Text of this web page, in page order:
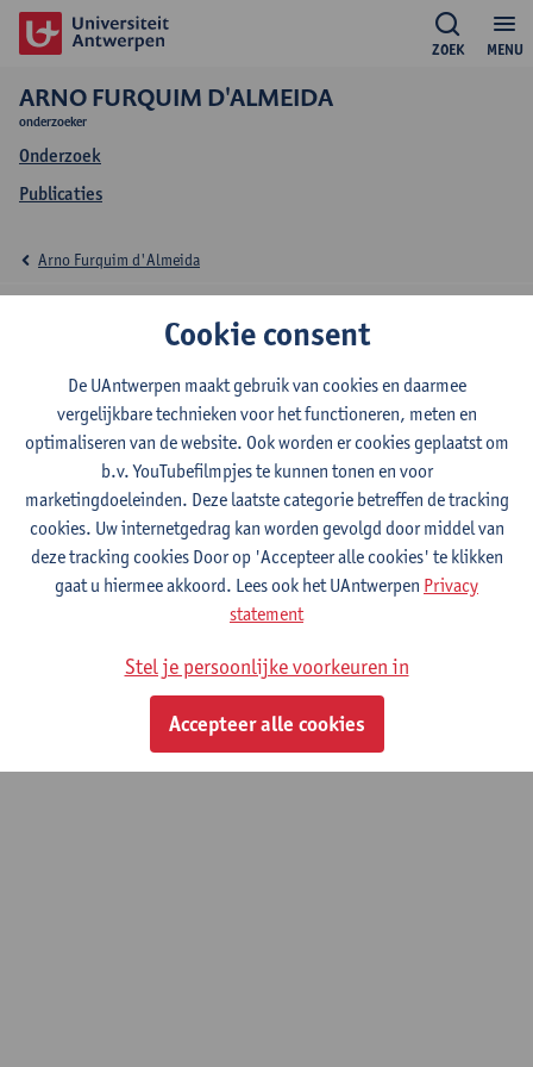
MENU
ZOEK
ARNO FURQUIM D'ALMEIDA
onderzoeker
Onderzoek
Publicaties
Onderzoek Arno
Furquim d'Almeida
Arno Furquim d'Almeida
Onderzoeksgroep
Laboratorium Experimentele geneeskunde en Pediatrie
(LEMP)
Cookie consent
De UAntwerpen maakt gebruik van cookies en daarmee
vergelijkbare technieken voor het functioneren, meten en
optimaliseren van de website. Ook worden er cookies geplaatst om
b.v. YouTubefilmpjes te kunnen tonen en voor
marketingdoeleinden. Deze laatste categorie betreffen de tracking
cookies. Uw internetgedrag kan worden gevolgd door middel van
deze tracking cookies Door op 'Accepteer alle cookies' te klikken
gaat u hiermee akkoord. Lees ook het UAntwerpen Privacy
statement
Stel je persoonlijke voorkeuren in
Accepteer alle cookies